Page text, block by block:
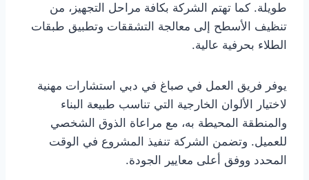
طويلة. كما تهتم الشركة بكافة مراحل التجهيز، من
تنظيف الأسطح إلى معالجة التشققات وتطبيق طبقات
الطلاء بحرفية عالية.
يوفر فريق العمل في صباغ في دبي استشارات مهنية
لاختيار الألوان الخارجية التي تناسب طبيعة البناء
والمنطقة المحيطة به، مع مراعاة الذوق الشخصي
للعميل. وتضمن الشركة تنفيذ المشروع في الوقت
المحدد ووفق أعلى معايير الجودة.